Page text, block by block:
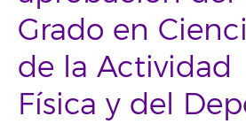
Grado en
de la Actividad
Física y del